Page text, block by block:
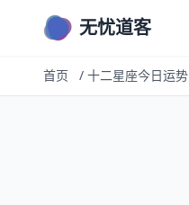
无忧道客
首页 / 十二星座今日运势